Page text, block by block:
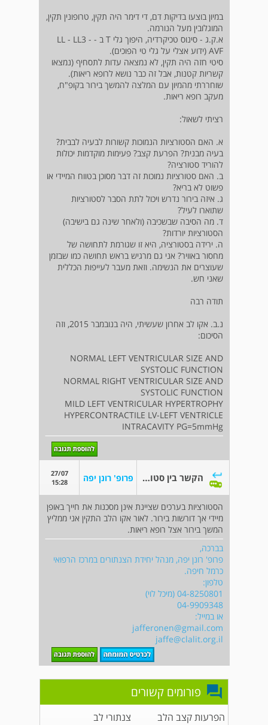
במיון בוצעו בדיקות דם, די דימר היה תקין, טרופונין תקין,
המוגלובין מעל הנורמה.
א.ק.ג - סינוס טכיקרדיה, היפוך גלי T ב - LL - LL3 -
AVF (ידוע אצלי על גלי טי הפוכים).
סיטי חזה היה תקין, לא נמצאה עדות לתסחיף (נמצאו
קשריות קטנות, אבל זה כבר נושא לרופא ריאות).
שוחררתי מהמיון עם המלצה להמשך בירור בקופ"ח,
מעקב רופא ריאות.
רציתי לשאול:
א. האם הסטורציות הנמוכות קשורות לבעיה לבבית?
בעיה מבנית? הפרעת קצב? פעימות מוקדמות יכולות
להוריד סטורציה?
ב. האם סטורציות נמוכות זה דבר מסוכן בטווח המיידי או
פשוט לא בריא?
ג. איזה בירור נדרש ויכול לתת הסבר לסטורציות
שתוארו לעיל?
ד. מה הסיבה שבשכיבה (ולאחר שינה גם בישיבה)
הסטורציות יורדות?
ה. ירידה בסטורציה, היא זו שגורמת לתחושה של
מחסור באוויר? אני גם מרגיש בראש תחושה כמו שבזמן
שעוצרים את הנשימה. וזאת מעבר לעייפות הכללית
שאני חש.
תודה רבה
נ.ב. אקו לב אחרון שעשיתי, היה בנובמבר 2015, וזה
הסיכום:
NORMAL LEFT VENTRICULAR SIZE AND
SYSTOLIC FUNCTION
NORMAL RIGHT VENTRICULAR SIZE AND
SYSTOLIC FUNCTION
MILD LEFT VENTRICULAR HYPERTROPHY
HYPERCONTRACTILE LV-LEFT VENTRICLE
INTRACAVITY PG=5mmHg
הקשר בין סטורציה נמוכה לבעיה לבבית פרופ' רונן יפה
27/07
15:28
הסטורציות בערכים שציינת אינן מסכנות את חייך באופן
מיידי אך דורשות בירור. לאור אקו הלב התקין אני ממליץ
המשך בירור אצל רופא ריאות.
בברכה,
פרופ' רונן יפה, מנהל יחידת הצנתורים במרכז הרפואי
כרמל חיפה.
טלפון:
04-8250801 (מיכל לוי)
04-9909348
או במייל:
jafferonen@gmail.com
jaffe@clalit.org.il
פורומים קשורים
הפרעות קצב הלב
צנתורי לב